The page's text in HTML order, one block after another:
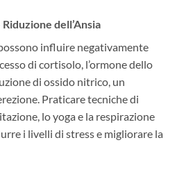
dell’Ansia
influire negativamente
di cortisolo, l’ormone dello
di ossido nitrico, un
Praticare tecniche di
lo yoga e la respirazione
i livelli di stress e migliorare la